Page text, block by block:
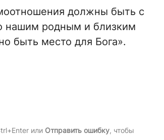
должны быть с
нашим родным и близким
быть место для Бога».
или Отправить ошибку, чтобы